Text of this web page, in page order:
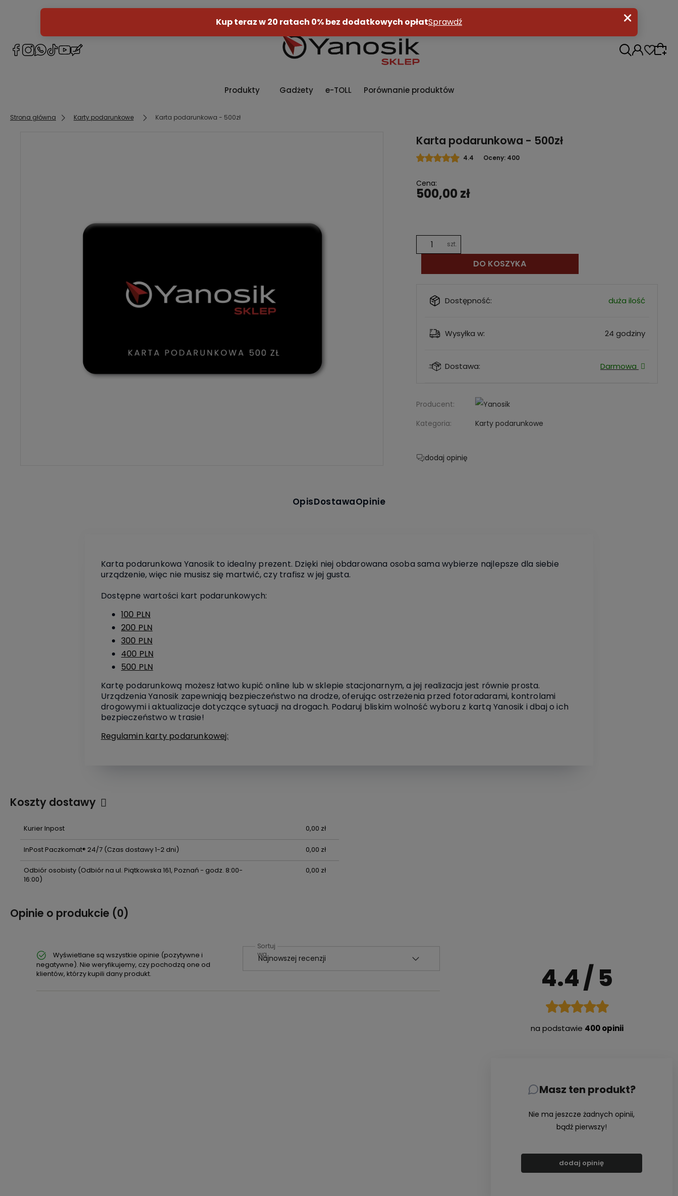
Produkty Gadżety e-TOLL Porównanie produktów
Strona główna Karty podarunkowe Karta podarunkowa - 500zł
Karta podarunkowa - 500zł
4.4 Oceny: 400
Cena:
500,00 zł
szt.
DO KOSZYKA
Dostępność: duża ilość
Wysyłka w: 24 godziny
Dostawa: Darmowa
Producent:
Kategoria:
Karty podarunkowe
dodaj opinię
OpisDostawaOpinie
Karta podarunkowa Yanosik to idealny prezent. Dzięki niej obdarowana osoba sama wybierze najlepsze dla siebie
urządzenie, więc nie musisz się martwić, czy trafisz w jej gusta.
Dostępne wartości kart podarunkowych:
100 PLN
200 PLN
300 PLN
400 PLN
500 PLN
Kartę podarunkową możesz łatwo kupić online lub w sklepie stacjonarnym, a jej realizacja jest równie prosta.
Urządzenia Yanosik zapewniają bezpieczeństwo na drodze, oferując ostrzeżenia przed fotoradarami, kontrolami
drogowymi i aktualizacje dotyczące sytuacji na drogach. Podaruj bliskim wolność wyboru z kartą Yanosik i dbaj o ich
bezpieczeństwo w trasie!
Regulamin karty podarunkowej:
Koszty dostawy
Kurier Inpost 0,00 zł
InPost Paczkomat® 24/7(Czas dostawy 1-2 dni) 0,00 zł
Odbiór osobisty(Odbiór na ul. Piątkowska 161, Poznań - godz. 8:00-
16:00)
0,00 zł
Opinie o produkcie (0)
4.4/ 5
na podstawie 400 opinii
Masz ten produkt?
Nie ma jeszcze żadnych opinii,
bądź pierwszy!
dodaj opinię
Wyświetlane są wszystkie opinie (pozytywne i
negatywne). Nie weryfikujemy, czy pochodzą one od
klientów, którzy kupili dany produkt.
Sortuj
wg